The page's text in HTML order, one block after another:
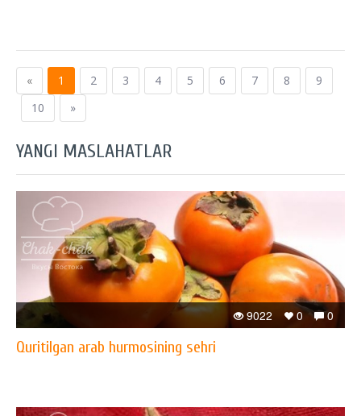
« 1 2 3 4 5 6 7 8
9
10
»
YANGI MASLAHATLAR
0
0
9022
Quritilgan arab hurmosining sehri